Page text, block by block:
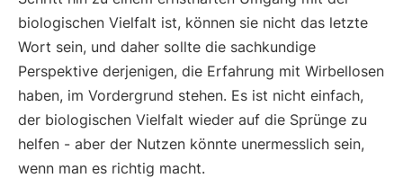
biologischen Vielfalt ist, können sie nicht das letzte
Wort sein, und daher sollte die sachkundige
Perspektive derjenigen, die Erfahrung mit Wirbellosen
haben, im Vordergrund stehen. Es ist nicht einfach,
der biologischen Vielfalt wieder auf die Sprünge zu
helfen - aber der Nutzen könnte unermesslich sein,
wenn man es richtig macht.